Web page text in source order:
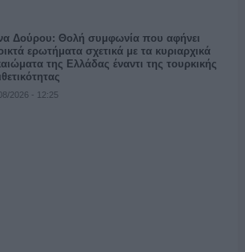
Δούρου: Θολή συμφωνία που αφήνει
ερωτήματα σχετικά με τα κυριαρχικά
της Ελλάδας έναντι της τουρκικής
2026 - 12:25